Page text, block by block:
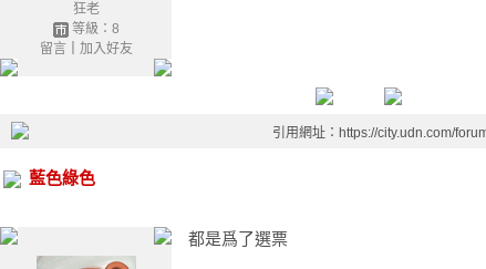
狂老
等級：8
留言｜ 加入好友
引用網址：https://city.udn.com/
藍色綠色
都是爲了選票